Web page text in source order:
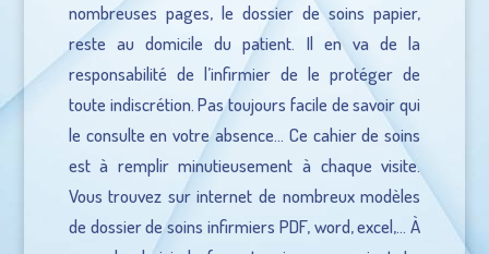
nombreuses pages, le dossier de soins papier,
reste au domicile du patient. Il en va de la
responsabilité de l’infirmier de le protéger de
toute indiscrétion. Pas toujours facile de savoir qui
le consulte en votre absence… Ce cahier de soins
est à remplir minutieusement à chaque visite.
Vous trouvez sur internet de nombreux modèles
de dossier de soins infirmiers PDF, word, excel,… À